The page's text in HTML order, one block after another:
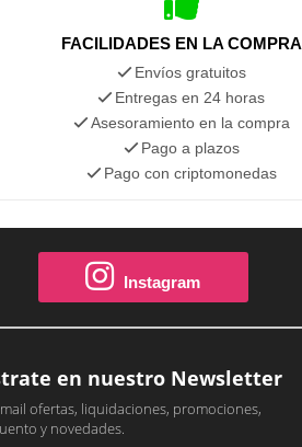
FACILIDADES EN LA COMPRA
Envíos gratuitos
Entregas en 24 horas
Asesoramiento en la compra
Pago a plazos
Pago con criptomonedas
Instagram
en nuestro Newsletter
ofertas, liquidaciones, promociones,
y novedades.